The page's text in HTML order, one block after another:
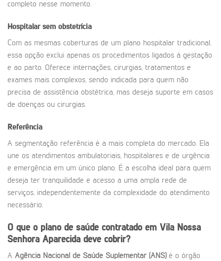
completo nesse momento.
Hospitalar sem obstetrícia
Com as mesmas coberturas de um plano hospitalar tradicional,
essa opção exclui apenas os procedimentos ligados à gestação
e ao parto. Oferece internações, cirurgias, tratamentos e
exames mais complexos, sendo indicada para quem não
precisa de assistência obstétrica, mas deseja suporte em casos
de doenças ou cirurgias.
Referência
A segmentação referência é a mais completa do mercado. Ela
une os atendimentos ambulatoriais, hospitalares e de urgência
e emergência em um único plano. É a escolha ideal para quem
deseja ter tranquilidade e acesso a uma ampla rede de
serviços, independentemente da complexidade do atendimento
necessário.
O que o plano de saúde contratado em Vila Nossa
Senhora Aparecida deve cobrir?
A Agência Nacional de Saúde Suplementar (ANS)é o órgão